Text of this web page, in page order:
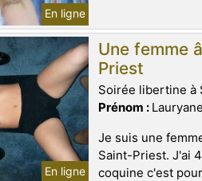
En ligne
En ligne
Une femme
Priest
Soirée libertine à
Prénom :
Je suis une
Saint-Priest. J'ai
coquine c'est